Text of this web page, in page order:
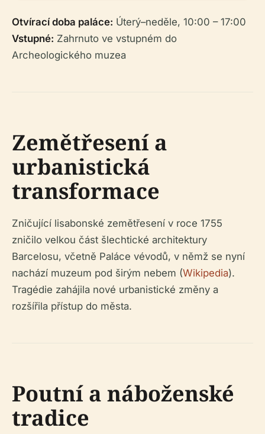
Otvírací doba paláce: Úterý–neděle, 10:00 – 17:00
Vstupné: Zahrnuto ve vstupném do
Archeologického muzea
Zemětřesení a
urbanistická
transformace
Zničující lisabonské zemětřesení v roce 1755
zničilo velkou část šlechtické architektury
Barcelosu, včetně Paláce vévodů, v němž se nyní
nachází muzeum pod širým nebem (Wikipedia).
Tragédie zahájila nové urbanistické změny a
rozšířila přístup do města.
Poutní a náboženské
tradice